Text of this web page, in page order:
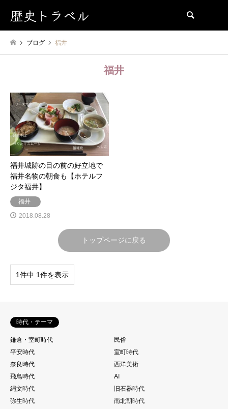
歴史トラベル
ブログ 福井
福井
福井城跡の目の前の好立地で
福井名物の朝食も【ホテルフ
ジタ福井】
福井
2018.08.28
トップページに戻る
1件中 1件を表示
時代・テーマ
鎌倉・室町時代
民俗
平安時代
室町時代
奈良時代
西洋美術
飛鳥時代
AI
縄文時代
旧石器時代
弥生時代
南北朝時代